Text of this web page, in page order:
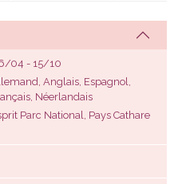
04 - 15/10
Anglais, Espagnol,
Néerlandais
Parc National, Pays Cathare